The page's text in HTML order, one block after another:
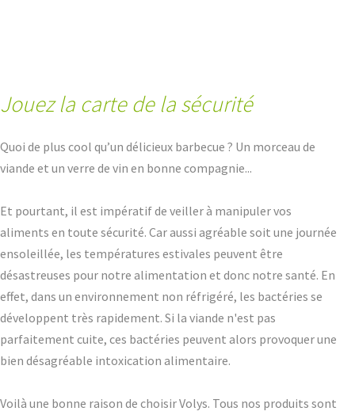
Jouez la carte de la sécurité
Quoi de plus cool qu’un délicieux barbecue ? Un morceau de
viande et un verre de vin en bonne compagnie...
Et pourtant, il est impératif de veiller à manipuler vos
aliments en toute sécurité. Car aussi agréable soit une journée
ensoleillée, les températures estivales peuvent être
désastreuses pour notre alimentation et donc notre santé. En
effet, dans un environnement non réfrigéré, les bactéries se
développent très rapidement. Si la viande n'est pas
parfaitement cuite, ces bactéries peuvent alors provoquer une
bien désagréable intoxication alimentaire.
Voilà une bonne raison de choisir Volys. Tous nos produits sont